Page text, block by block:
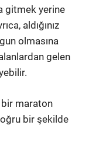
gitmek yerine
aldığınız
olmasına
gelen
bir maraton
bir şekilde